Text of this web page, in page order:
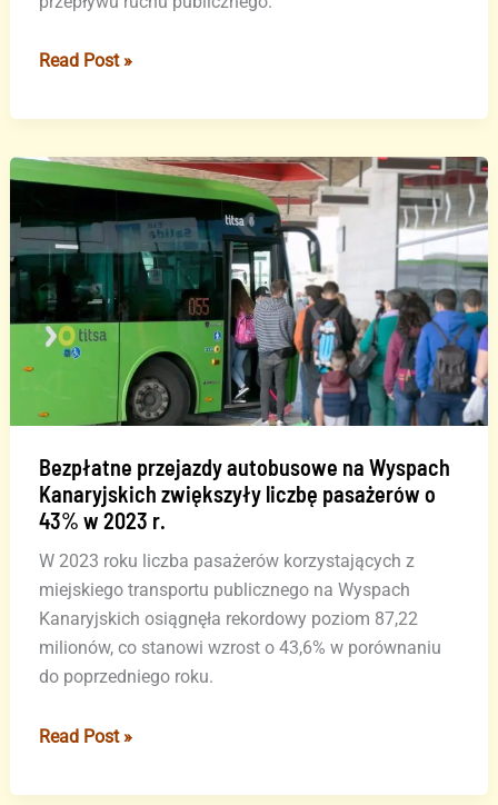
Uwaga
na
i
południu
Teneryfy
obowiązują
zmiany
oznakowaniu,
dają
pierwszeństwo
autobusom
Read Post »
Bezpłatne przejazdy autobusowe na Wyspach
Kanaryjskich zwiększyły liczbę pasażerów o
43% w 2023 r.
W 2023 roku liczba pasażerów korzystających z
miejskiego transportu publicznego na Wyspach
Kanaryjskich osiągnęła rekordowy poziom 87,22
milionów, co stanowi wzrost o 43,6% w porównaniu
do poprzedniego roku.
Bezpłatne
autobusowe
Read Post »